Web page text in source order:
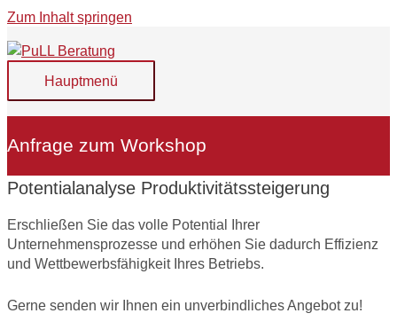
Zum Inhalt springen
Hauptmenü
Anfrage zum Workshop
Potentialanalyse Produktivitätssteigerung
Erschließen Sie das volle Potential Ihrer
Unternehmensprozesse und erhöhen Sie dadurch Effizienz
und Wettbewerbsfähigkeit Ihres Betriebs.
Gerne senden wir Ihnen ein unverbindliches Angebot zu!